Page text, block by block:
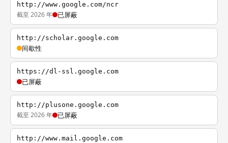
http://www.google.com/ncr
截至 2026 年 已屏蔽
http://scholar.google.com
间歇性
https://dl-ssl.google.com
已屏蔽
http://plusone.google.com
截至 2026 年 已屏蔽
http://www.mail.google.com